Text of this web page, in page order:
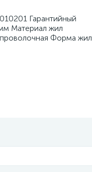
Гарантийный
Материал жил
Форма жил